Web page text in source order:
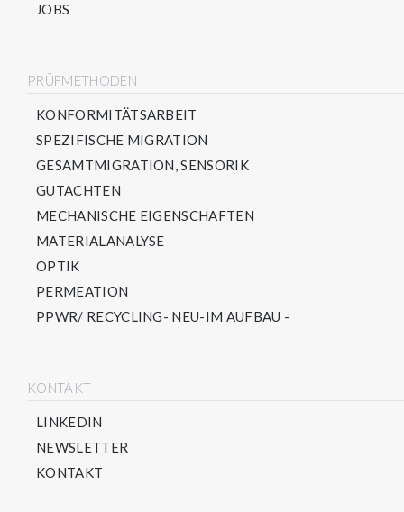
JOBS
PRÜFMETHODEN
KONFORMITÄTSARBEIT
SPEZIFISCHE MIGRATION
GESAMTMIGRATION, SENSORIK
GUTACHTEN
MECHANISCHE EIGENSCHAFTEN
MATERIALANALYSE
OPTIK
PERMEATION
PPWR/ RECYCLING- NEU-IM AUFBAU -
KONTAKT
LINKEDIN
NEWSLETTER
KONTAKT